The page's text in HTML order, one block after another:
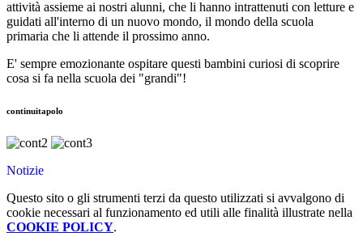
attività assieme ai nostri alunni, che li hanno intrattenuti con letture e
guidati all'interno di un nuovo mondo, il mondo della scuola
primaria che li attende il prossimo anno.
E' sempre emozionante ospitare questi bambini curiosi di scoprire
cosa si fa nella scuola dei "grandi"!
continuitapolo
Notizie
Questo sito o gli strumenti terzi da questo utilizzati si avvalgono di
cookie necessari al funzionamento ed utili alle finalità illustrate nella
COOKIE POLICY.